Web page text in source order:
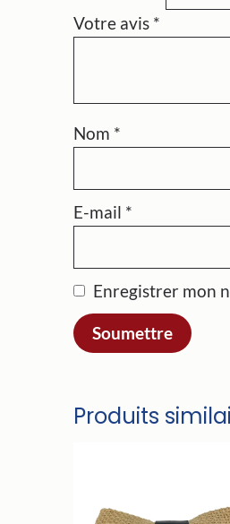
Votre avis *
Nom *
E-mail *
Enregistrer mon
Produits